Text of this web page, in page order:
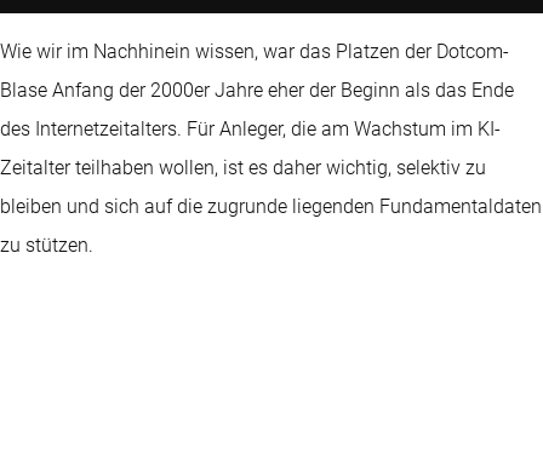
Wie wir im Nachhinein wissen, war das Platzen der Dotcom-
Blase Anfang der 2000er Jahre eher der Beginn als das Ende
des Internetzeitalters. Für Anleger, die am Wachstum im KI-
Zeitalter teilhaben wollen, ist es daher wichtig, selektiv zu
bleiben und sich auf die zugrunde liegenden Fundamentaldaten
zu stützen.